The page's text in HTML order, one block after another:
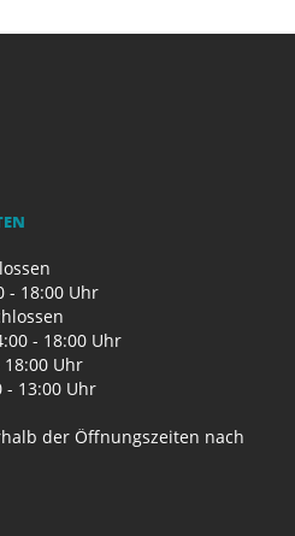
- 18:00 Uhr
- 18:00 Uhr
18:00 Uhr
- 13:00 Uhr
der Öffnungszeiten nach